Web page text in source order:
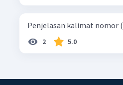
Penjelasan kalimat nomor
2 5.0